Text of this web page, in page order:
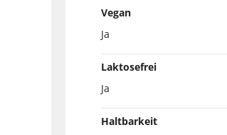
Vegan
Ja
Laktosefrei
Ja
Haltbarkeit